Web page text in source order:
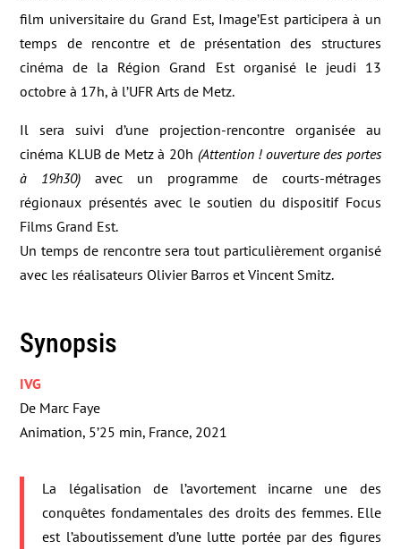
film universitaire du Grand Est, Image’Est participera à un
temps de rencontre et de présentation des structures
cinéma de la Région Grand Est organisé le jeudi 13
octobre à 17h, à l’UFR Arts de Metz.
Il sera suivi d’une projection-rencontre organisée au
cinéma KLUB de Metz à 20h (Attention ! ouverture des portes
à 19h30) avec un programme de courts-métrages
régionaux présentés avec le soutien du dispositif Focus
Films Grand Est.
Un temps de rencontre sera tout particulièrement organisé
avec les réalisateurs Olivier Barros et Vincent Smitz.
Synopsis
IVG
De Marc Faye
Animation, 5’25 min, France, 2021
La légalisation de l’avortement incarne une des
conquêtes fondamentales des droits des femmes. Elle
est l’aboutissement d’une lutte portée par des figures